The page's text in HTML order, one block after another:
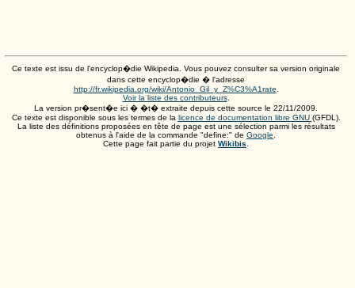
Ce texte est issu de l'encyclop�die Wikipedia. Vous pouvez consulter sa version originale
dans cette encyclop�die � l'adresse
http://fr.wikipedia.org/wiki/Antonio_Gil_y_Z%C3%A1rate
Voir la liste des contributeurs.
La version pr�sent�e ici � �t� extraite depuis cette source le 22/11/2009
Ce texte est disponible sous les termes de la licence de documentation libre GNU (GFDL).
La liste des définitions proposées en tête de page est une sélection parmi les résultats
obtenus à l'aide de la commande "define:" de Google
Cette page fait partie du projet Wikibis